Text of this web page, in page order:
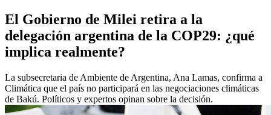
El Gobierno de Milei retira a la
delegación argentina de la COP29: ¿qué
implica realmente?
La subsecretaria de Ambiente de Argentina, Ana Lamas, confirma a
Climática que el país no participará en las negociaciones climáticas
de Bakú. Políticos y expertos opinan sobre la decisión.